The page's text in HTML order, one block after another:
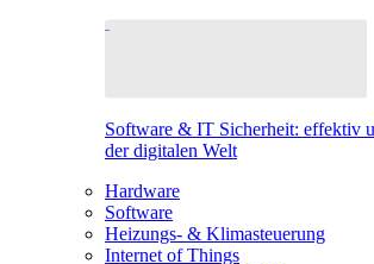
Software & IT Sicherheit: effektiv
der digitalen Welt
Hardware
Software
Heizungs- & Klimasteuerung
Internet of Things